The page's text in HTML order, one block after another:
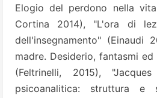
Elogio del perdono nella
Cortina 2014), "L'ora di
dell'insegnamento" (Einaudi
madre. Desiderio, fantasmi
(Feltrinelli, 2015),
psicoanalitica: struttura e